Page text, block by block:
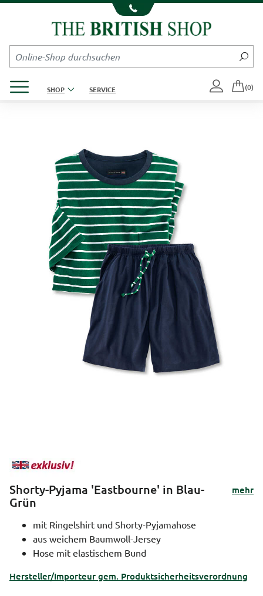
Kompletten Head der Seite überspringen
SHOP SERVICE (0)
Shorty-Pyjama 'Eastbourne' in Blau-
Grün
mehr
mit Ringelshirt und Shorty-Pyjamahose
aus weichem Baumwoll-Jersey
Hose mit elastischem Bund
Hersteller/Importeur gem. Produktsicherheitsverordnung